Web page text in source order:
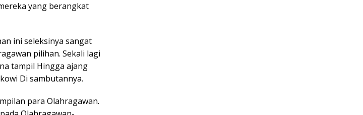
yang berangkat
ini seleksinya sangat
pilihan. Sekali lagi
tampil Hingga ajang
Di sambutannya.
para Olahragawan.